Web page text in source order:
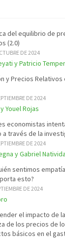
del equilibrio de
(2.0)
DE 2024
y Patricio
y Precios Relativos
DE 2024
Youel Rojas
economistas
a través de la
DE 2024
y Gabriel
sentimos
esto?
DE 2024
el impacto de la
de los precios de
básicos en el